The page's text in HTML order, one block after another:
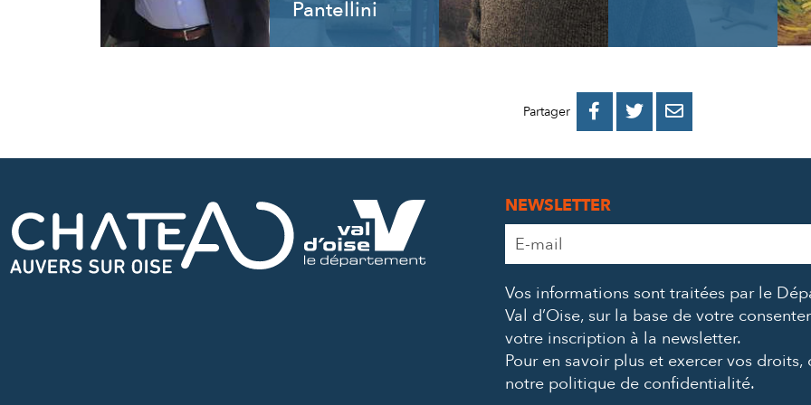
Pantellini
Partager 
PARTAGER
PARTAGER
PARTAGER
NEWSLETTER
Adresse
e-
*
Vos informations sont traitées par le
Val d’Oise, sur la base de votre
votre inscription à la newsletter.
Pour en savoir plus et exercer vos droits,
notre politique de confidentialité.